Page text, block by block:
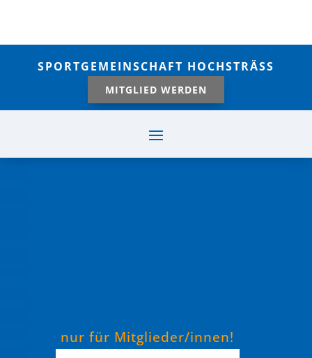
SPORTGEMEINSCHAFT HOCHSTRÄSS
MITGLIED WERDEN
nur für Mitglieder/innen!